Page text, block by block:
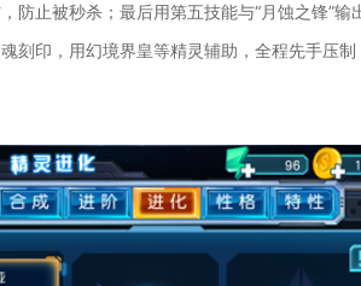
防止被秒杀；最后用第五技能与“月蚀之锋”
刻印，用幻境界皇等精灵辅助，全程先手压